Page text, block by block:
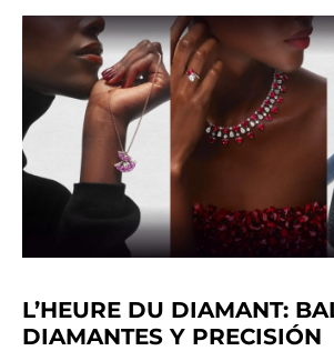
L’HEURE DU DIAMANT:
DIAMANTES Y PRECISIÓN